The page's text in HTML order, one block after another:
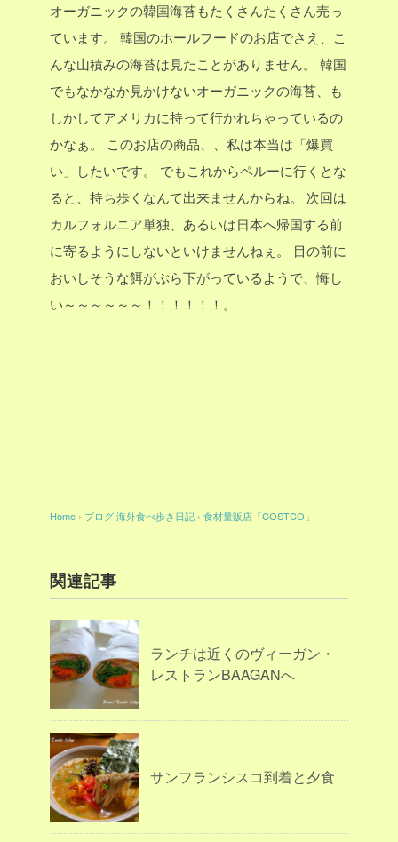
オーガニックの韓国海苔もたくさんたくさん売っ
ています。
韓国のホールフードのお店でさえ、こ
んな山積みの海苔は見たことがありません。
韓国
でもなかなか見かけないオーガニックの海苔、も
しかしてアメリカに持って行かれちゃっているの
かなぁ。
このお店の商品、、私は本当は「爆買
い」したいです。
でもこれからペルーに行くとな
ると、持ち歩くなんて出来ませんからね。
次回は
カルフォルニア単独、あるいは日本へ帰国する前
に寄るようにしないといけませんねぇ。
目の前に
おいしそうな餌がぶら下がっているようで、悔し
い～～～～～～！！！！！！。
Home › ブログ海外食べ歩き日記 › 食材量販店「COSTCO」
関連記事
ランチは近くのヴィーガン・
レストランBAAGANへ
サンフランシスコ到着と夕食